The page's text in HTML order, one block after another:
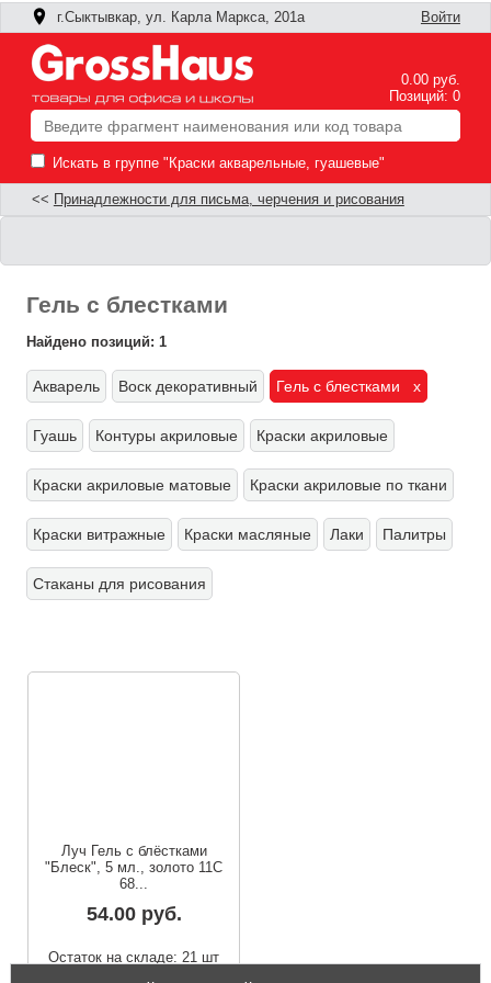
г.Сыктывкар, ул. Карла Маркса, 201а Войти
0.00 руб.
Позиций: 0
Искать в группе "Краски акварельные, гуашевые"
<< Принадлежности для письма, черчения и рисования
Гель с блестками
Найдено позиций: 1
Акварель Воск декоративный Гель с блестками x
Гуашь Контуры акриловые Краски акриловые
Краски акриловые матовые Краски акриловые по ткани
Краски витражные Краски масляные Лаки Палитры
Стаканы для рисования
Луч Гель с блёстками
"Блеск", 5 мл., золото 11С
68...
54.00 руб.
Остаток на складе: 21 шт